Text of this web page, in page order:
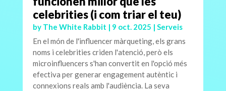
celebrities (i com triar el teu)
by The White Rabbit | 9 oct. 2025 | Serveis
En el món de l'influencer màrqueting, els grans
noms i celebrities criden l'atenció, però els
microinfluencers s'han convertit en l'opció més
efectiva per generar engagement autèntic i
connexions reals amb l'audiència. La seva